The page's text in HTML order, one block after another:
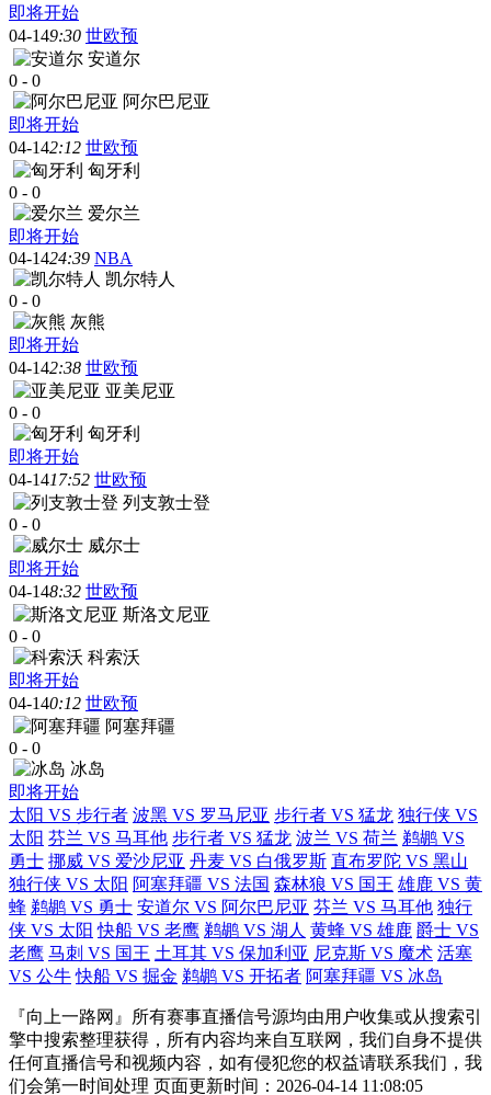
即将开始
04-149:30 世欧预
安道尔
0 - 0
阿尔巴尼亚
即将开始
04-142:12 世欧预
匈牙利
0 - 0
爱尔兰
即将开始
04-1424:39 NBA
凯尔特人
0 - 0
灰熊
即将开始
04-142:38 世欧预
亚美尼亚
0 - 0
匈牙利
即将开始
04-1417:52 世欧预
列支敦士登
0 - 0
威尔士
即将开始
04-148:32 世欧预
斯洛文尼亚
0 - 0
科索沃
即将开始
04-140:12 世欧预
阿塞拜疆
0 - 0
冰岛
即将开始
太阳 VS 步行者 波黑 VS 罗马尼亚 步行者 VS 猛龙 独行侠 VS
太阳 芬兰 VS 马耳他 步行者 VS 猛龙 波兰 VS 荷兰 鹈鹕 VS
勇士 挪威 VS 爱沙尼亚 丹麦 VS 白俄罗斯 直布罗陀 VS 黑山
独行侠 VS 太阳 阿塞拜疆 VS 法国 森林狼 VS 国王 雄鹿 VS 黄
蜂 鹈鹕 VS 勇士 安道尔 VS 阿尔巴尼亚 芬兰 VS 马耳他 独行
侠 VS 太阳 快船 VS 老鹰 鹈鹕 VS 湖人 黄蜂 VS 雄鹿 爵士 VS
老鹰 马刺 VS 国王 土耳其 VS 保加利亚 尼克斯 VS 魔术 活塞
VS 公牛 快船 VS 掘金 鹈鹕 VS 开拓者 阿塞拜疆 VS 冰岛
『向上一路网』所有赛事直播信号源均由用户收集或从搜索引
擎中搜索整理获得，所有内容均来自互联网，我们自身不提供
任何直播信号和视频内容，如有侵犯您的权益请联系我们，我
们会第一时间处理 页面更新时间：2026-04-14 11:08:05